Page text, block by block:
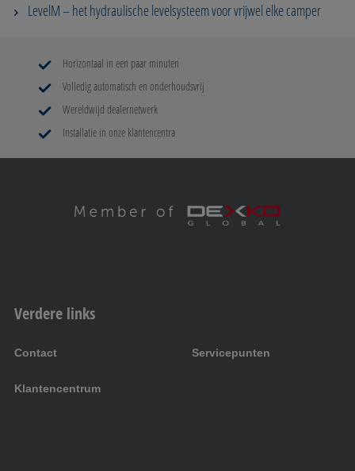
LevelM – het hydraulische levelsysteem voor vrijwel elke camper
Horizontaal in een paar minuten
Volledig automatisch en onderhoudsvrij
Wereldwijd dealernetwerk
Installatie in onze klantencentra
Verdere links
Contact Servicepunten
Klantencentrum